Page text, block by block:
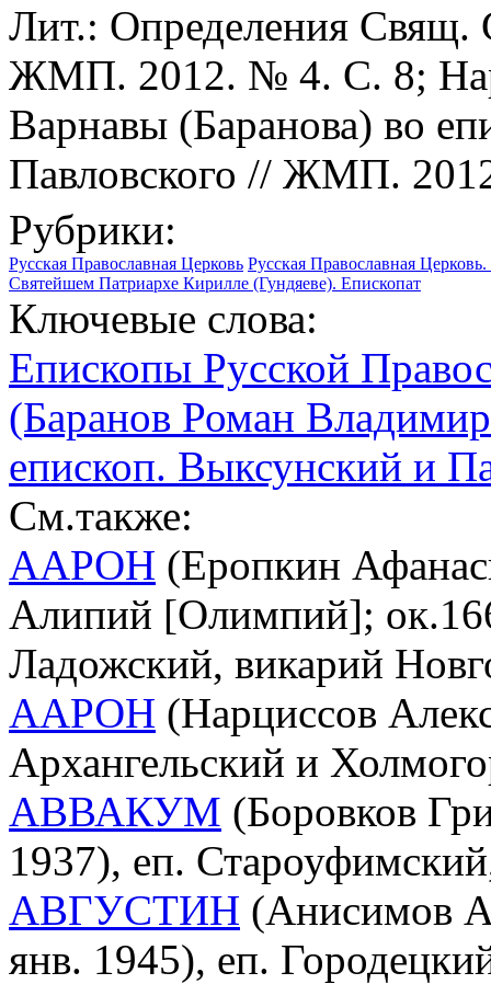
Лит.: Определения Свящ.
ЖМП. 2012. № 4. С. 8;
Варнавы (Баранова) во
Павловского // ЖМП.
Рубрики:
Русская Православная Церковь Русская Православная
Святейшем Патриархе Кирилле (Гундяеве). Епископат
Ключевые слова:
Епископы Русской
(Баранов Роман
епископ. Выксунский и
См.также:
ААРОН (Еропкин
Алипий [Олимпий];
Ладожский, викарий
ААРОН (Нарциссов
Архангельский и
АВВАКУМ (Боровков
1937), еп.
АВГУСТИН (Анисимов
янв. 1945), еп.